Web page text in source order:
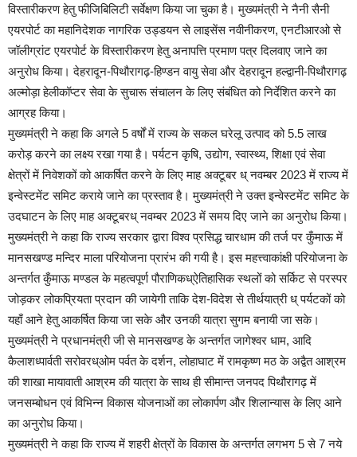
विस्तारीकरण हेतु फीजिबिलिटी सर्वेक्षण किया जा चुका है। मुख्यमंत्री ने नैनी सैनी
एयरपोर्ट का महानिदेशक नागरिक उड्डयन से लाइसेंस नवीनीकरण, एनटीआरओ से
जॉलीग्रांट एयरपोर्ट के विस्तारीकरण हेतु अनापत्ति प्रमाण पत्र दिलवाए जाने का
अनुरोध किया। देहरादून-पिथौरागढ़-हिण्डन वायु सेवा और देहरादून हल्द्वानी-पिथौरागढ़
अल्मोड़ा हेलीकॉप्टर सेवा के सुचारू संचालन के लिए संबंधित को निर्देशित करने का
आग्रह किया।
मुख्यमंत्री ने कहा कि अगले 5 वर्षों में राज्य के सकल घरेलू उत्पाद को 5.5 लाख
करोड़ करने का लक्ष्य रखा गया है। पर्यटन कृषि, उद्योग, स्वास्थ्य, शिक्षा एवं सेवा
क्षेत्रों में निवेशकों को आकर्षित करने के लिए माह अक्टूबर ध् नवम्बर 2023 में राज्य में
इन्वेस्टमेंट समिट कराये जाने का प्रस्ताव है। मुख्यमंत्री ने उक्त इन्वेस्टमेंट समिट के
उदघाटन के लिए माह अक्टूबरध् नवम्बर 2023 में समय दिए जाने का अनुरोध किया।
मुख्यमंत्री ने कहा कि राज्य सरकार द्वारा विश्व प्रसिद्ध चारधाम की तर्ज पर कुँमाऊ में
मानसखण्ड मन्दिर माला परियोजना प्रारंभ की गयी है। इस महत्त्वाकांक्षी परियोजना के
अन्तर्गत कुँमाऊ मण्डल के महत्वपूर्ण पौराणिकध्ऐतिहासिक स्थलों को सर्किट से परस्पर
जोड़कर लोकप्रियता प्रदान की जायेगी ताकि देश-विदेश से तीर्थयात्री ध् पर्यटकों को
यहाँ आने हेतु आकर्षित किया जा सके और उनकी यात्रा सुगम बनायी जा सके।
मुख्यमंत्री ने प्रधानमंत्री जी से मानसखण्ड के अन्तर्गत जागेश्वर धाम, आदि
कैलाशध्पार्वती सरोवरध्ओम पर्वत के दर्शन, लोहाघाट में रामकृष्ण मठ के अद्वैत आश्रम
की शाखा मायावाती आश्रम की यात्रा के साथ ही सीमान्त जनपद पिथौरागढ़ में
जनसम्बोधन एवं विभिन्न विकास योजनाओं का लोकार्पण और शिलान्यास के लिए आने
का अनुरोध किया।
मुख्यमंत्री ने कहा कि राज्य में शहरी क्षेत्रों के विकास के अन्तर्गत लगभग 5 से 7 नये